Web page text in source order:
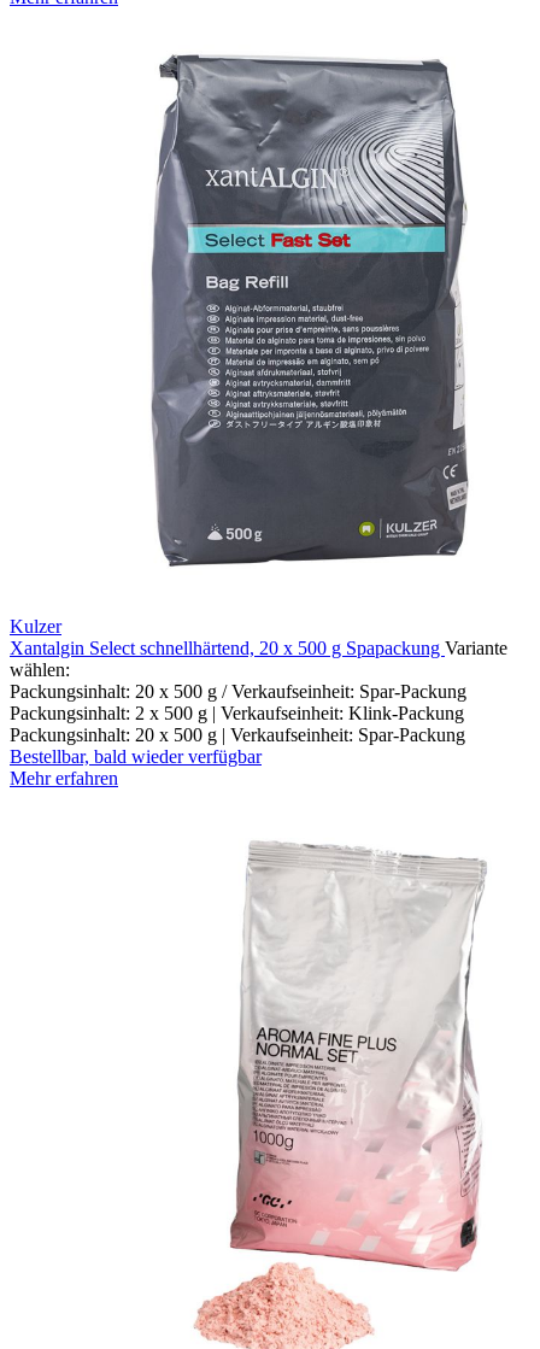
Kulzer
Xantalgin Select schnellhärtend, 20 x 500 g Spapackung Variante
wählen:
Packungsinhalt: 20 x 500 g / Verkaufseinheit: Spar-Packung
Packungsinhalt: 2 x 500 g | Verkaufseinheit: Klink-Packung
Packungsinhalt: 20 x 500 g | Verkaufseinheit: Spar-Packung
Bestellbar, bald wieder verfügbar
Mehr erfahren